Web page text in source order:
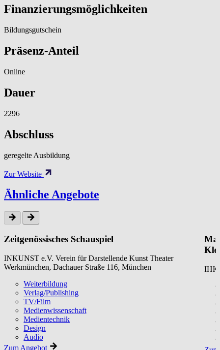
Finanzierungsmöglichkeiten
Bildungsgutschein
Präsenz-Anteil
Online
Dauer
2296
Abschluss
geregelte Ausbildung
Zur Website
Ähnliche Angebote
Zeitgenössisches Schauspiel
INKUNST e.V. Verein für Darstellende Kunst Theater
Werkmünchen, Dachauer Straße 116, München
Weiterbildung
Verlag/Publishing
TV/Film
Medienwissenschaft
Medientechnik
Design
Audio
Zum Angebot
IHK